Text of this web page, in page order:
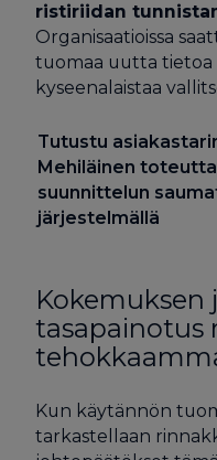
ristiriidan
Organisaatioissa
tuomaa uutta tietoa
kyseenalaistaa
Tutustu
Mehiläinen
suunnittelun
järjestelmällä
Kokemuksen
tasapainotus
Kun käytännön
tarkastellaan